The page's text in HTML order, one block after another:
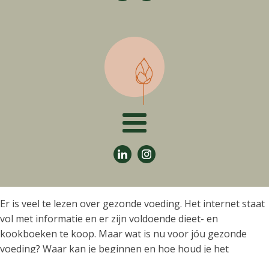
Er is veel te lezen over gezonde voeding. Het internet staat
vol met informatie en er zijn voldoende dieet- en
kookboeken te koop. Maar wat is nu voor jóu gezonde
voeding? Waar kan je beginnen en hoe houd je het